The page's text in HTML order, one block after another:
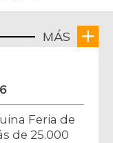
MÁS
Feria de
de 25.000